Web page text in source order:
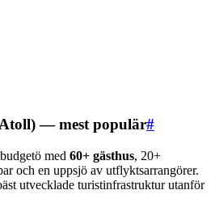
— mest populär#
med 60+ gästhus, 20+
och en uppsjö av utflyktsarrangörer.
utvecklade turistinfrastruktur utanför